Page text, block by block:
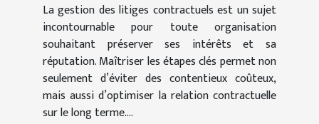
La gestion des litiges contractuels est un sujet
incontournable pour toute organisation
souhaitant préserver ses intérêts et sa
réputation. Maîtriser les étapes clés permet non
seulement d’éviter des contentieux coûteux,
mais aussi d’optimiser la relation contractuelle
sur le long terme....